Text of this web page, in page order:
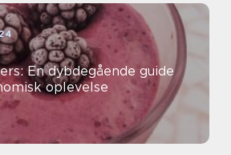
En dybdegående guide
oplevelse